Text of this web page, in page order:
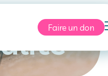
Faire un don